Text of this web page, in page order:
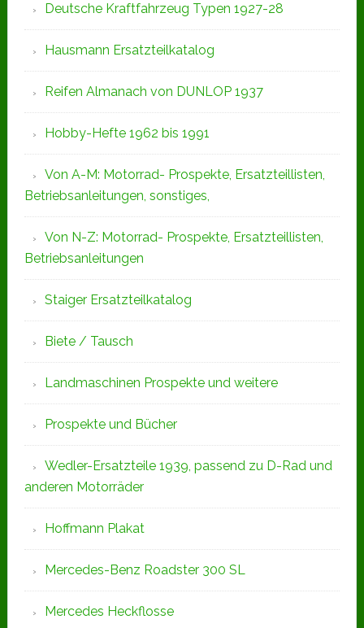
Deutsche Kraftfahrzeug Typen 1927-28
Hausmann Ersatzteilkatalog
Reifen Almanach von DUNLOP 1937
Hobby-Hefte 1962 bis 1991
Von A-M: Motorrad- Prospekte, Ersatzteillisten,
Betriebsanleitungen, sonstiges,
Von N-Z: Motorrad- Prospekte, Ersatzteillisten,
Betriebsanleitungen
Staiger Ersatzteilkatalog
Biete / Tausch
Landmaschinen Prospekte und weitere
Prospekte und Bücher
Wedler-Ersatzteile 1939, passend zu D-Rad und
anderen Motorräder
Hoffmann Plakat
Mercedes-Benz Roadster 300 SL
Mercedes Heckflosse